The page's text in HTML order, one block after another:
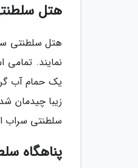
هتل
هتل سلطنتی
نمایند.
زیبا چیدمان
سلطنتی سراب
پناهگاه